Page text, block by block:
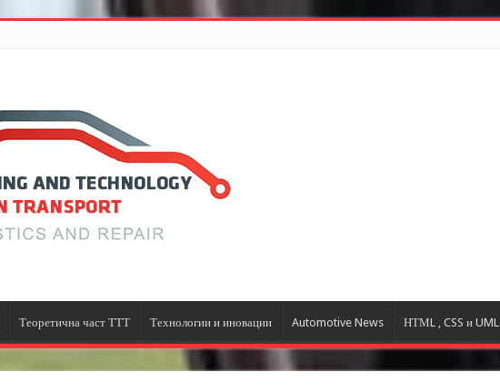
Теоретична част ТТТ Технологии и иновации Automotive News НТМL , CSS и UML